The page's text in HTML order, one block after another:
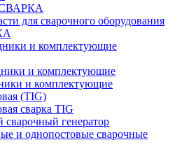
для сварочного оборудования
и комплектующие
и комплектующие
и комплектующие
(TIG)
сварка TIG
сварочный генератор
и однопостовые сварочные